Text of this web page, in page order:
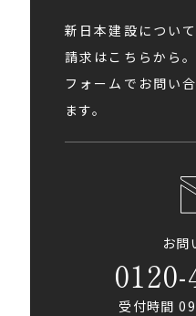
新日本建設につい
請求はこちらから
フォームでお問い
ます。
お問
受付時間